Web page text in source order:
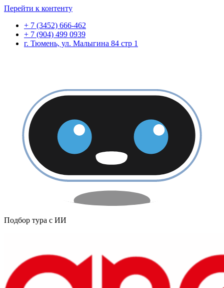
Перейти к контенту
+ 7 (3452) 666-462
+ 7 (904) 499 0939
г. Тюмень, ул. Малыгина 84 стр 1
Подбор тура с ИИ